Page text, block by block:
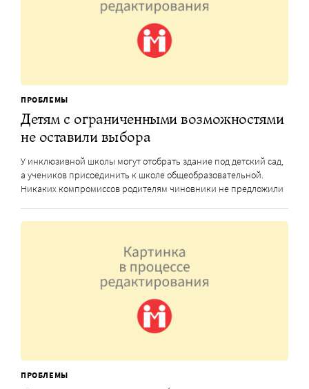
ПРОБЛЕМЫ
Детям с ограниченными возможностями
не оставили выбора
У инклюзивной школы могут отобрать здание под детский сад,
а учеников присоединить к школе общеобразовательной.
Никаких компромиссов родителям чиновники не предложили
ПРОБЛЕМЫ